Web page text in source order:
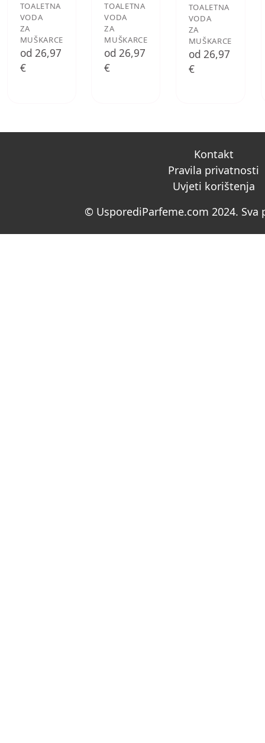
TOALETNA
VODA
ZA
MUŠKARCE
od 26,97
€
TOALETNA
VODA
ZA
MUŠKARCE
od 26,97
€
TOALETNA
VODA
ZA
MUŠKARCE
od 26,97
€
Kontakt
Pravila privatnosti
Uvjeti korištenja
© UsporediParfeme.com 2024. Sva